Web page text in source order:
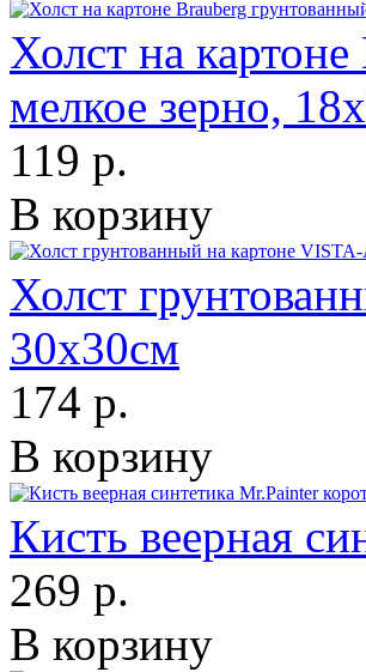
Холст на
мелкое зерно,
119 р.
В корзину
Холст
30х30см
174 р.
В корзину
Кисть веерная
269 р.
В корзину